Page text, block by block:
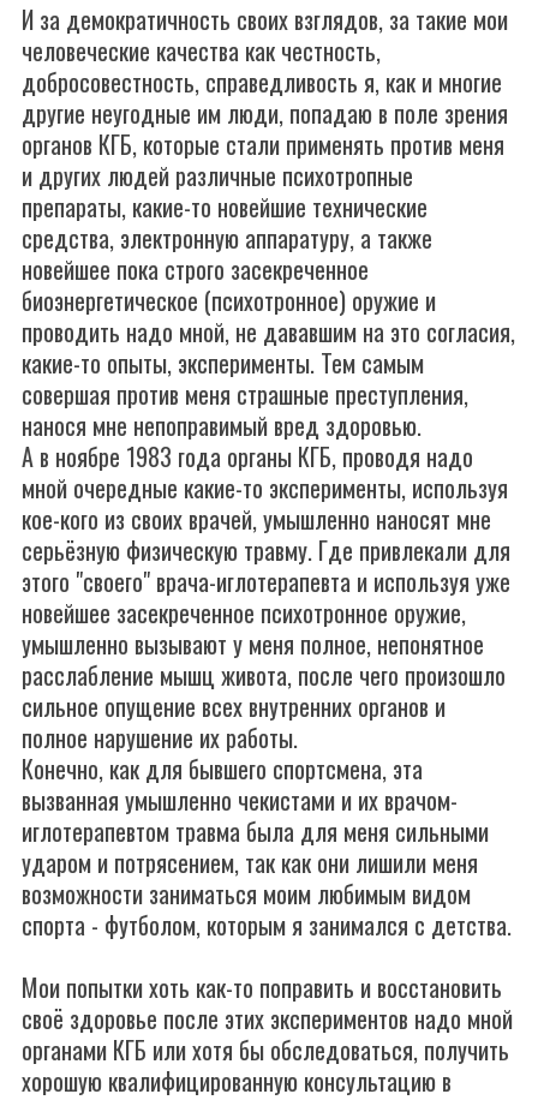
И за демократичность своих взглядов, за такие мои
человеческие качества как честность,
добросовестность, справедливость я, как и многие
другие неугодные им люди, попадаю в поле зрения
органов КГБ, которые стали применять против меня
и других людей различные психотропные
препараты, какие-то новейшие технические
средства, электронную аппаратуру, а также
новейшее пока строго засекреченное
биоэнергетическое (психотронное) оружие и
проводить надо мной, не дававшим на это согласия,
какие-то опыты, эксперименты. Тем самым
совершая против меня страшные преступления,
нанося мне непоправимый вред здоровью.
А в ноябре 1983 года органы КГБ, проводя надо
мной очередные какие-то эксперименты, используя
кое-кого из своих врачей, умышленно наносят мне
серьёзную физическую травму. Где привлекали для
этого "своего" врача-иглотерапевта и используя уже
новейшее засекреченное психотронное оружие,
умышленно вызывают у меня полное, непонятное
расслабление мышц живота, после чего произошло
сильное опущение всех внутренних органов и
полное нарушение их работы.
Конечно, как для бывшего спортсмена, эта
вызванная умышленно чекистами и их врачом-
иглотерапевтом травма была для меня сильными
ударом и потрясением, так как они лишили меня
возможности заниматься моим любимым видом
спорта - футболом, которым я занимался с детства.
Мои попытки хоть как-то поправить и восстановить
своё здоровье после этих экспериментов надо мной
органами КГБ или хотя бы обследоваться, получить
хорошую квалифицированную консультацию в